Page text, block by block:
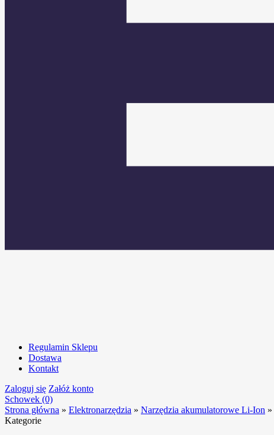
Regulamin Sklepu
Dostawa
Kontakt
Zaloguj się Załóż konto
Schowek (0)
Strona główna » Elektronarzędzia » Narzędzia akumulatorowe Li-Ion »
Kategorie